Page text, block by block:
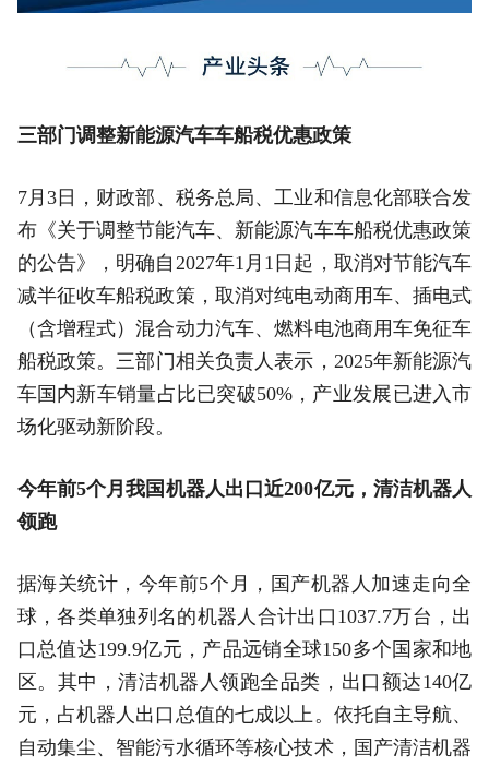
三部门调整新能源汽车车船税优惠政策
7月3日，财政部、税务总局、工业和信息化部联合发
布《关于调整节能汽车、新能源汽车车船税优惠政策
的公告》，明确自2027年1月1日起，取消对节能汽车
减半征收车船税政策，取消对纯电动商用车、插电式
（含增程式）混合动力汽车、燃料电池商用车免征车
船税政策。三部门相关负责人表示，2025年新能源汽
车国内新车销量占比已突破50%，产业发展已进入市
场化驱动新阶段。
今年前5个月我国机器人出口近200亿元，清洁机器人
领跑
据海关统计，今年前5个月，国产机器人加速走向全
球，各类单独列名的机器人合计出口1037.7万台，出
口总值达199.9亿元，产品远销全球150多个国家和地
区。其中，清洁机器人领跑全品类，出口额达140亿
元，占机器人出口总值的七成以上。依托自主导航、
自动集尘、智能污水循环等核心技术，国产清洁机器